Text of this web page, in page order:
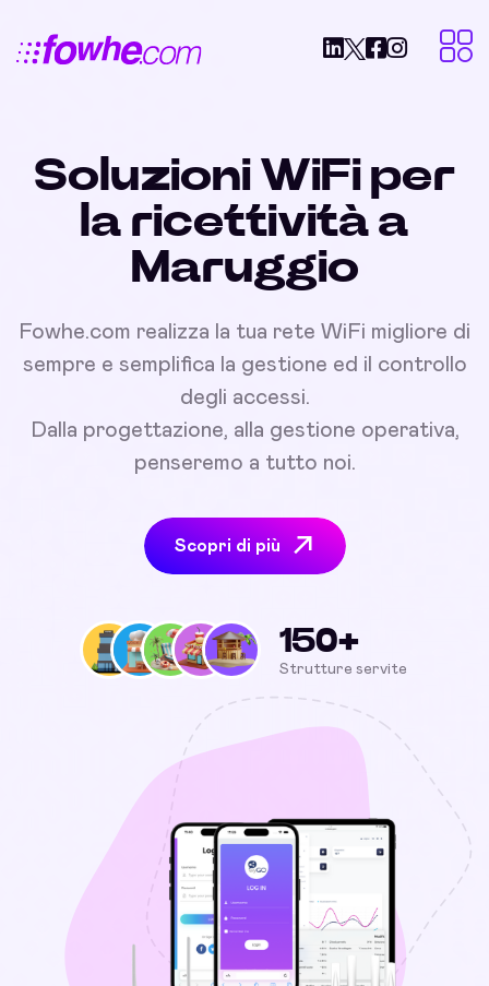
Soluzioni WiFi per
la ricettività a
Maruggio
Fowhe.com realizza la tua rete WiFi migliore di
sempre e semplifica la gestione ed il controllo
degli accessi.
Dalla progettazione, alla gestione operativa,
penseremo a tutto noi.
Scopri di più
150+
Strutture servite